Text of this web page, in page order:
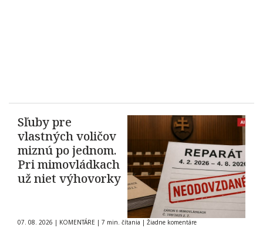
Sľuby pre
vlastných voličov
miznú po jednom.
Pri mimovládkach
už niet výhovorky
07. 08. 2026 | KOMENTÁRE | 7 min. čítania | Žiadne komentáre